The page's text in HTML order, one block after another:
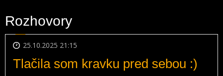
Rozhovory
25.10.2025 21:15
Tlačila som kravku pred sebou :)